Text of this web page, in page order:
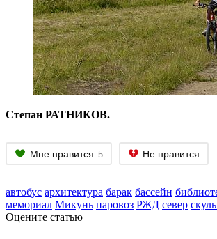
Степан РАТНИКОВ.
Мне нравится 5 Не нравится
автобус архитектура барак бассейн
мемориал Микунь паровоз РЖД север
Оцените статью